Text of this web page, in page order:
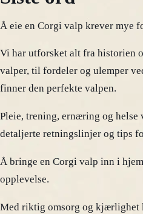
Å eie en Corgi valp krever mye
Vi har utforsket alt fra historien
valper, til fordeler og ulemper
finner den perfekte valpen.
Pleie, trening, ernæring og helse
detaljerte retningslinjer og tips
Å bringe en Corgi valp inn i
opplevelse.
Med riktig omsorg og kjærlighet